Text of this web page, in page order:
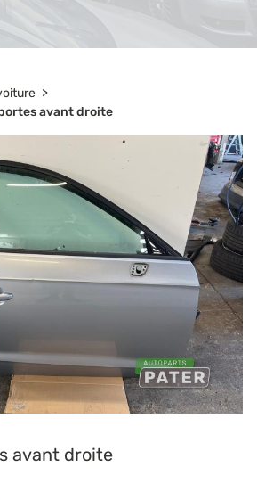
avant droite
avant droite